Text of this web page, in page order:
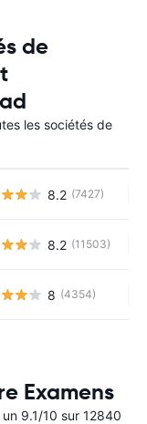
de
les sociétés de
8.2 (7427)
8.2 (11503)
8 (4354)
Examens
9.1/10 sur 12840